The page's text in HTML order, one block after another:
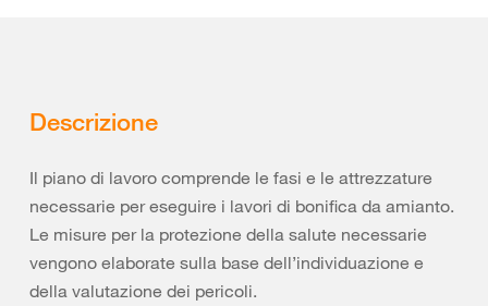
Descrizione
Il piano di lavoro comprende le fasi e le attrezzature
necessarie per eseguire i lavori di bonifica da amianto.
Le misure per la protezione della salute necessarie
vengono elaborate sulla base dell’individuazione e
della valutazione dei pericoli.